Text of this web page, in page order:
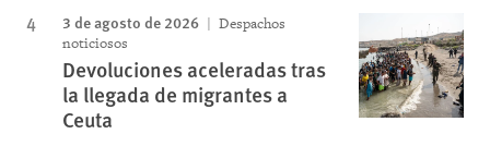
3 de agosto de 2026
Despachos
noticiosos
Devoluciones aceleradas tras
la llegada de migrantes a
Ceuta